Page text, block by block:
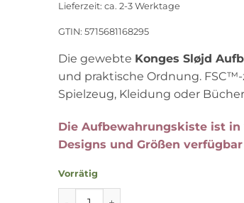
Lieferzeit: ca. 2-3 Werktage
GTIN: 5715681168295
Die gewebte Konges Sløjd
und praktische Ordnung.
Spielzeug, Kleidung oder
Die Aufbewahrungskiste ist in
Designs und Größen
Vorrätig
Konges Sløjd kleine